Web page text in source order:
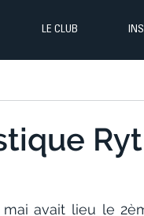
LE CLUB
avait lieu le